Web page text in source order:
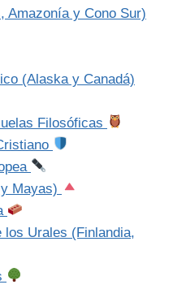
Amazonía y Cono Sur)
(Alaska y Canadá)
Filosóficas
Mayas)
Urales (Finlandia,